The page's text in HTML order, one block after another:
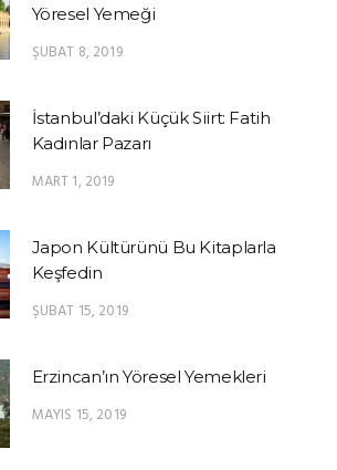
Yöresel Yemeği
ŞUBAT 8, 2019
İstanbul’daki Küçük Siirt: Fatih
Kadınlar Pazarı
MART 1, 2019
Japon Kültürünü Bu Kitaplarla
Keşfedin
ŞUBAT 15, 2019
Erzincan’ın Yöresel Yemekleri
MAYIS 15, 2019